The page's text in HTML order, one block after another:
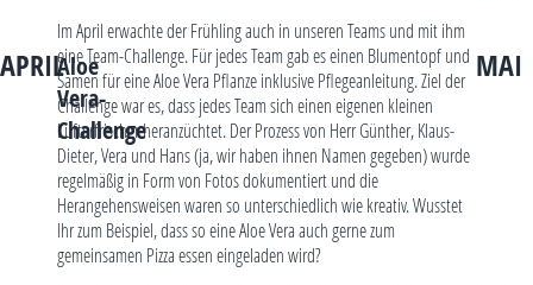
APRILAloe
Vera-
Challenge
Im April erwachte der Frühling auch in unseren Teams und mit ihm
eine Team-Challenge. Für jedes Team gab es einen Blumentopf und
Samen für eine Aloe Vera Pflanze inklusive Pflegeanleitung. Ziel der
Challenge war es, dass jedes Team sich einen eigenen kleinen
Lufterfrischer heranzüchtet. Der Prozess von Herr Günther, Klaus-
Dieter, Vera und Hans (ja, wir haben ihnen Namen gegeben) wurde
regelmäßig in Form von Fotos dokumentiert und die
Herangehensweisen waren so unterschiedlich wie kreativ. Wusstet
Ihr zum Beispiel, dass so eine Aloe Vera auch gerne zum
gemeinsamen Pizza essen eingeladen wird?
MAI